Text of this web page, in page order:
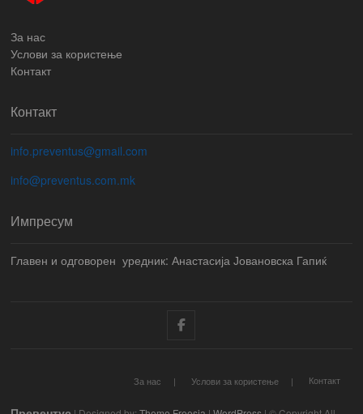
За нас
Услови за користење
Контакт
Контакт
info.preventus@gmail.com
info@preventus.com.mk
Импресум
Главен и одговорен уредник: Анастасија Јовановска Гапиќ
Facebook
За нас Услови за користење Контакт